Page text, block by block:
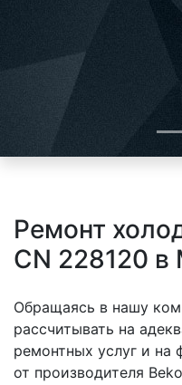
Ремонт
CN 228120 в
Обращаясь в нашу
рассчитывать на
ремонтных услуг и
от производителя